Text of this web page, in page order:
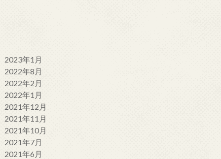
2023年1月
2022年8月
2022年2月
2022年1月
2021年12月
2021年11月
2021年10月
2021年7月
2021年6月